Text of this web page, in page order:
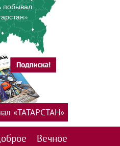
побывал
Вечное
«ТАТАРСТАН»